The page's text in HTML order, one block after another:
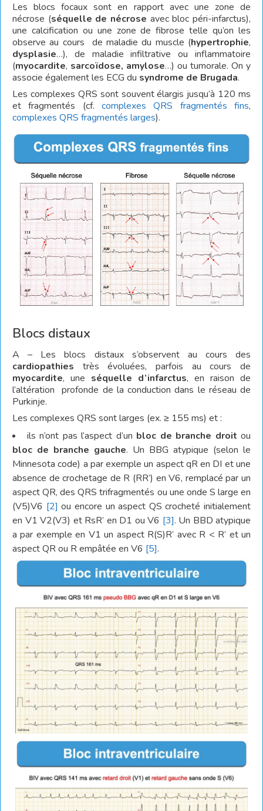
Les blocs focaux sont en rapport avec une zone de
nécrose (séquelle de nécrose avec bloc péri-infarctus),
une calcification ou une zone de fibrose telle qu’on les
observe au cours de maladie du muscle (hypertrophie,
dysplasie…), de maladie infiltrative ou inflammatoire
(myocardite, sarcoïdose, amylose…) ou tumorale. On y
associe également les ECG du syndrome de Brugada.
Les complexes QRS sont souvent élargis jusqu’à 120 ms
et fragmentés (cf. complexes QRS fragmentés fins,
complexes QRS fragmentés larges).
Blocs distaux
A – Les blocs distaux s’observent au cours des
cardiopathies très évoluées, parfois au cours de
myocardite, une séquelle d’infarctus, en raison de
l’altération profonde de la conduction dans le réseau de
Purkinje.
Les complexes QRS sont larges (ex. ≥ 155 ms) et :
ils n’ont pas l’aspect d’un bloc de branche droit ou
bloc de branche gauche. Un BBG atypique (selon le
Minnesota code) a par exemple un aspect qR en DI et une
absence de crochetage de R (RR’) en V6, remplacé par un
aspect QR, des QRS trifragmentés ou une onde S large en
(V5)V6 [2] ou encore un aspect QS crocheté initialement
en V1 V2(V3) et RsR’ en D1 ou V6 [3]. Un BBD atypique
a par exemple en V1 un aspect R(S)R’ avec R < R’ et un
aspect QR ou R empâtée en V6 [5].